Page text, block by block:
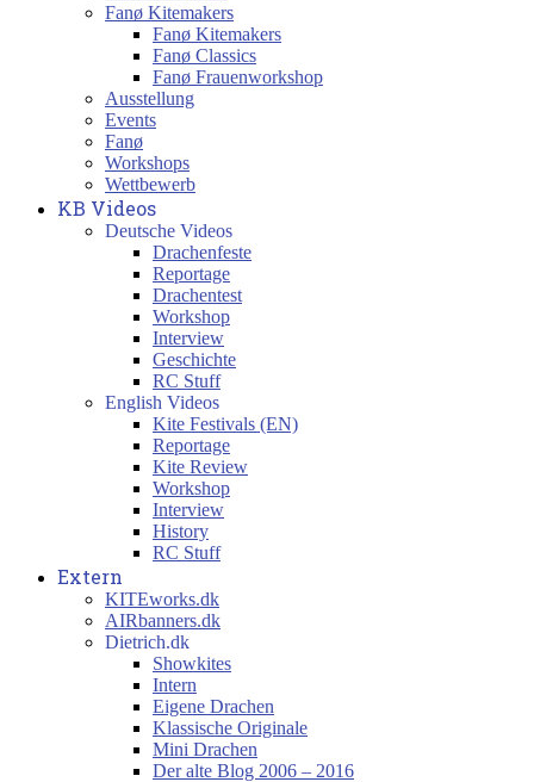
Fanø Kitemakers
Fanø Kitemakers
Fanø Classics
Fanø Frauenworkshop
Ausstellung
Events
Fanø
Workshops
Wettbewerb
KB Videos
Deutsche Videos
Drachenfeste
Reportage
Drachentest
Workshop
Interview
Geschichte
RC Stuff
English Videos
Kite Festivals (EN)
Reportage
Kite Review
Workshop
Interview
History
RC Stuff
Extern
KITEworks.dk
AIRbanners.dk
Dietrich.dk
Showkites
Intern
Eigene Drachen
Klassische Originale
Mini Drachen
Der alte Blog 2006 – 2016